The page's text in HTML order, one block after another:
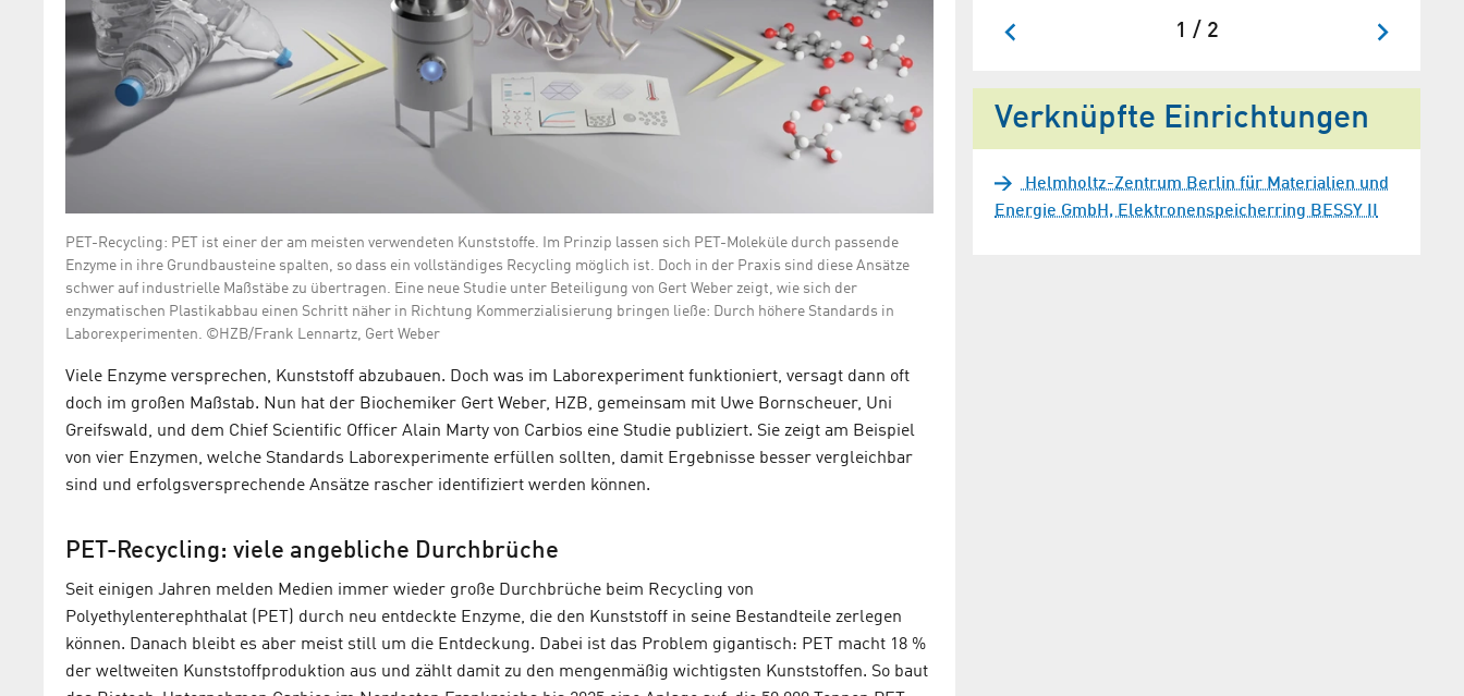
PET-Recycling: PET ist einer der am meisten verwendeten Kunststoffe. Im Prinzip lassen sich PET-Moleküle durch passende
Enzyme in ihre Grundbausteine spalten, so dass ein vollständiges Recycling möglich ist. Doch in der Praxis sind diese Ansätze
schwer auf industrielle Maßstäbe zu übertragen. Eine neue Studie unter Beteiligung von Gert Weber zeigt, wie sich der
enzymatischen Plastikabbau einen Schritt näher in Richtung Kommerzialisierung bringen ließe: Durch höhere Standards in
Laborexperimenten. ©HZB/Frank Lennartz, Gert Weber
Viele Enzyme versprechen, Kunststoff abzubauen. Doch was im Laborexperiment funktioniert, versagt dann oft
doch im großen Maßstab. Nun hat der Biochemiker Gert Weber, HZB, gemeinsam mit Uwe Bornscheuer, Uni
Greifswald, und dem Chief Scientific Officer Alain Marty von Carbios eine Studie publiziert. Sie zeigt am Beispiel
von vier Enzymen, welche Standards Laborexperimente erfüllen sollten, damit Ergebnisse besser vergleichbar
sind und erfolgsversprechende Ansätze rascher identifiziert werden können.
PET-Recycling: viele angebliche Durchbrüche
Seit einigen Jahren melden Medien immer wieder große Durchbrüche beim Recycling von
Polyethylenterephthalat (PET) durch neu entdeckte Enzyme, die den Kunststoff in seine Bestandteile zerlegen
können. Danach bleibt es aber meist still um die Entdeckung. Dabei ist das Problem gigantisch: PET macht 18 %
der weltweiten Kunststoffproduktion aus und zählt damit zu den mengenmäßig wichtigsten Kunststoffen. So baut
1 / 2
Verknüpfte Einrichtungen
Helmholtz-Zentrum Berlin für Materialien und
Energie GmbH, Elektronenspeicherring BESSY II